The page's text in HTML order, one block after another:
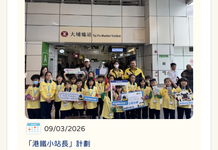
09/03/2026
「港鐵小站長」計劃